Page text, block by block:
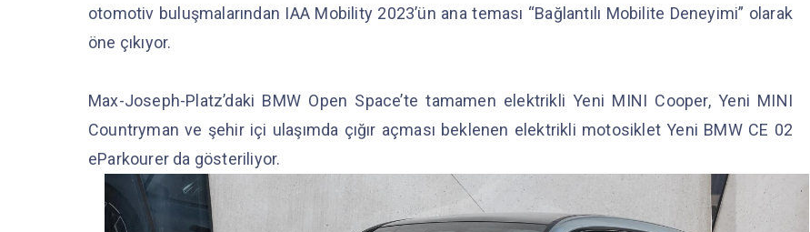
otomotiv buluşmalarından IAA Mobility 2023’ün ana teması “Bağlantılı Mobilite Deneyimi” olarak
öne çıkıyor.
Max-Joseph-Platz’daki BMW Open Space’te tamamen elektrikli Yeni MINI Cooper, Yeni MINI
Countryman ve şehir içi ulaşımda çığır açması beklenen elektrikli motosiklet Yeni BMW CE 02
eParkourer da gösteriliyor.